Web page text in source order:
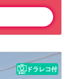
ドラレコ付